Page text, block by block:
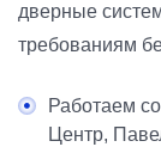
дверные
требованиям
Работаем
Центр,